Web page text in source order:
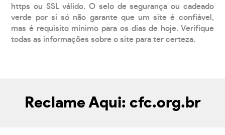
https ou SSL válido. O selo de segurança ou cadeado
verde por si só não garante que um site é confiável,
mas é requisito mínimo para os dias de hoje. Verifique
todas as informações sobre o site para ter certeza.
Reclame Aqui: cfc.org.br